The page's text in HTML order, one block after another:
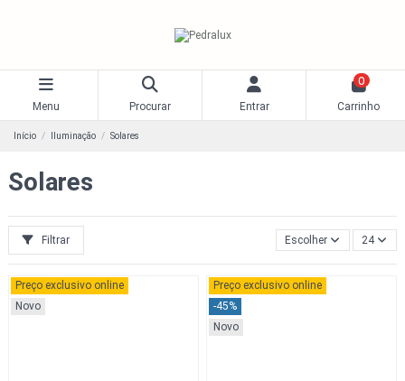
Menu Procurar Entrar
0
Carrinho
Início Iluminação Solares
Solares
Filtrar Escolher 24
Preço exclusivo online
Novo
Preço exclusivo online
-45%
Novo